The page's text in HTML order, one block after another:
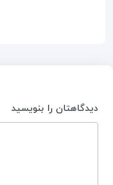
دیدگاهتان را بنویسید